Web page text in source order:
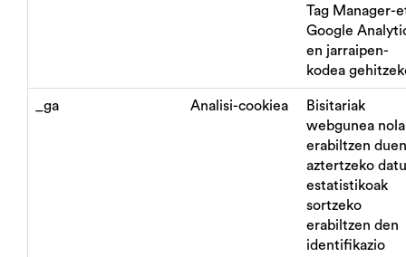
Tag Manager-
Google
en jarraipen-
kodea
_ga Analisi-cookiea
Bisitariak
webgunea nola
erabiltzen duen
aztertzeko datu
estatistikoak
sortzeko
erabiltzen den
identifikazio